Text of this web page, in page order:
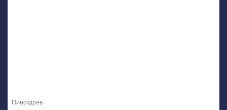
Пинскдрев